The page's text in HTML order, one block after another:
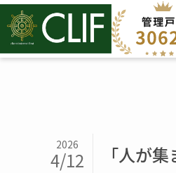
「人が
2026
4/12